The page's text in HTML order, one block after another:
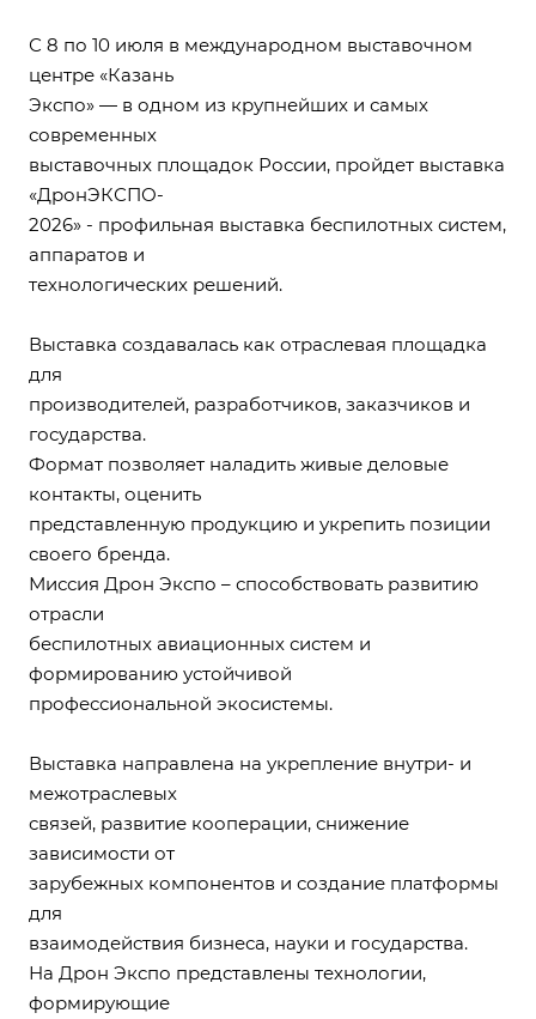
С 8 по 10 июля в международном выставочном
центре «Казань
Экспо» — в одном из крупнейших и самых
современных
выставочных площадок России, пройдет выставка
«ДронЭКСПО-
2026» - профильная выставка беспилотных систем,
аппаратов и
технологических решений.
Выставка создавалась как отраслевая площадка
для
производителей, разработчиков, заказчиков и
государства.
Формат позволяет наладить живые деловые
контакты, оценить
представленную продукцию и укрепить позиции
своего бренда.
Миссия Дрон Экспо – способствовать развитию
отрасли
беспилотных авиационных систем и
формированию устойчивой
профессиональной экосистемы.
Выставка направлена на укрепление внутри- и
межотраслевых
связей, развитие кооперации, снижение
зависимости от
зарубежных компонентов и создание платформы
для
взаимодействия бизнеса, науки и государства.
На Дрон Экспо представлены технологии,
формирующие